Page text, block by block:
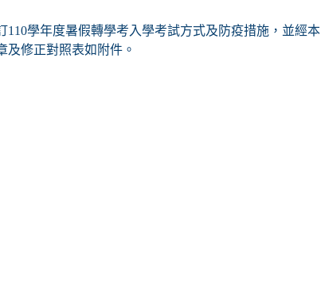
學年度暑假轉學考入學考試方式及防疫措施，並經本
及修正對照表如附件。